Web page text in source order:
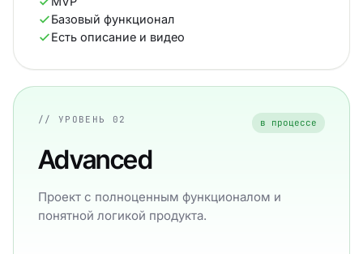
Базовый функционал
Есть описание и видео
в процессе
// УРОВЕНЬ 02
Advanced
Проект с полноценным функционалом и
понятной логикой продукта.